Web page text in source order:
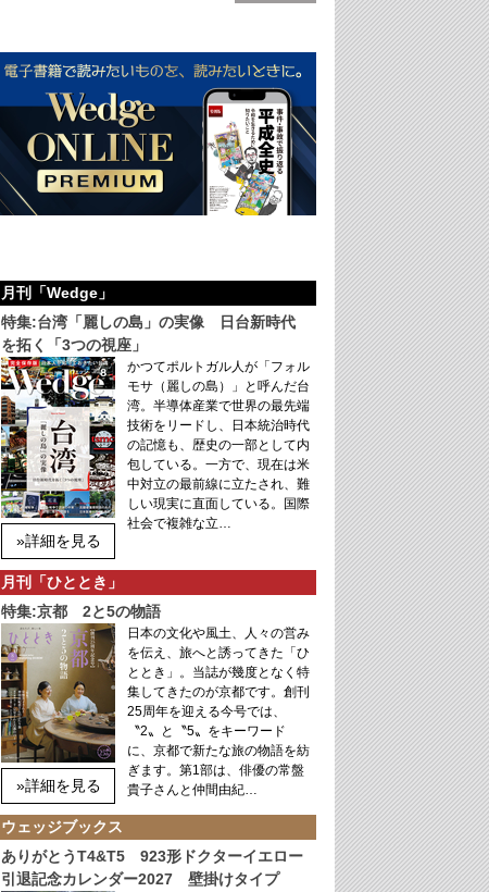
月刊「Wedge」
特集:台湾「麗しの島」の実像 日台新時代
を拓く「3つの視座」
»詳細を見る
かつてポルトガル人が「フォル
モサ（麗しの島）」と呼んだ台
湾。半導体産業で世界の最先端
技術をリードし、日本統治時代
の記憶も、歴史の一部として内
包している。一方で、現在は米
中対立の最前線に立たされ、難
しい現実に直面している。国際
社会で複雑な立…
月刊「ひととき」
特集:京都 2と5の物語
»詳細を見る
日本の文化や風土、人々の営み
を伝え、旅へと誘ってきた「ひ
ととき」。当誌が幾度となく特
集してきたのが京都です。創刊
25周年を迎える今号では、
〝2〟と〝5〟をキーワード
に、京都で新たな旅の物語を紡
ぎます。第1部は、俳優の常盤
貴子さんと仲間由紀…
ウェッジブックス
ありがとうT4&T5 923形ドクターイエロー
引退記念カレンダー2027 壁掛けタイプ